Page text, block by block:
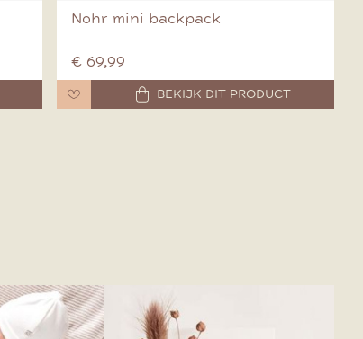
Nohr mini backpack
€ 69,99
BEKIJK DIT PRODUCT